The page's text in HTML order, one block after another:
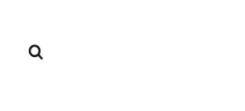
content